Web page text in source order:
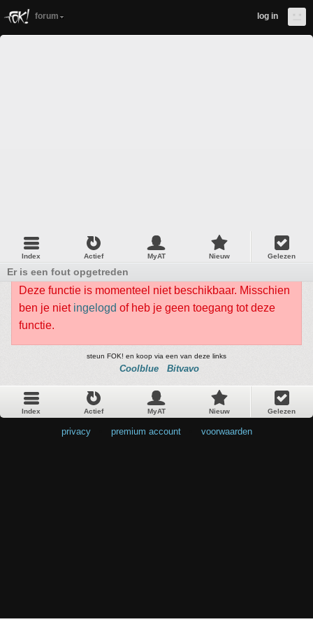
forum log in
Index Actief MyAT Nieuw Gelezen
Er is een fout opgetreden
Deze functie is momenteel niet beschikbaar. Misschien
ben je niet ingelogd of heb je geen toegang tot deze
functie.
steun FOK! en koop via een van deze links
Coolblue Bitvavo
Index Actief MyAT Nieuw Gelezen
privacy premium account voorwaarden